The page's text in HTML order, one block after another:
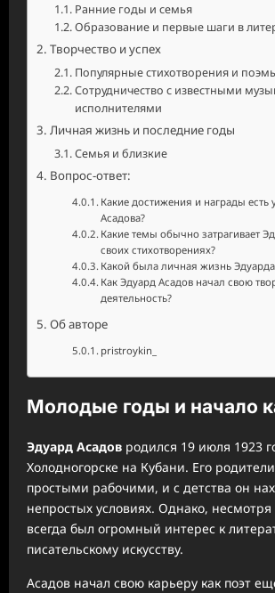
Ранние годы и семья
Образование и первые шаги в
Творчество и успех
Популярные стихотворения и
Сотрудничество с известными
исполнителями
Личная жизнь и последние годы
Семья и близкие
Вопрос-ответ:
Какие достижения и награды есть
Асадова?
Какие темы обычно затрагивает
своих стихотворениях?
Какой была личная жизнь
Как Эдуард Асадов начал свою
деятельность?
Об авторе
pristroykin_
Молодые годы и начало
Эдуард Асадов родился 19 июля 1923
Холодногорске на Кубани. Его
простыми рабочими, и с детства он
непростых условиях. Однако, несмотря
всегда был огромный интерес к
писательскому искусству.
Асадов начал свою карьеру как поэт